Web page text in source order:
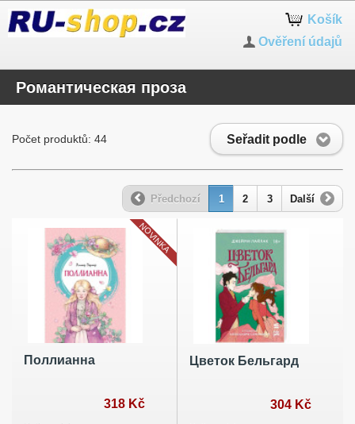
Košík
Ověření údajů
Романтическая проза
Seřadit podle
Počet produktů: 44
Předchozí 1 2 3 Další
Поллианна
318 Kč
NOVINKA
Цветок Бельгард
304 Kč